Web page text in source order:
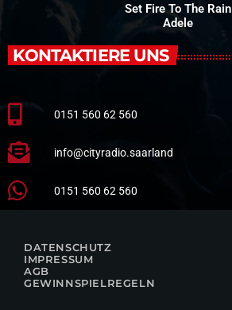
Set Fire To The Rain
Adele
KONTAKTIERE UNS
0151 560 62 560
info@cityradio.saarland
0151 560 62 560
DATENSCHUTZ
IMPRESSUM
AGB
GEWINNSPIELREGELN